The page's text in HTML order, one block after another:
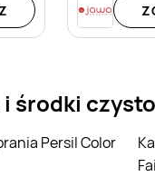
środki
Kapsułki do zmywarki